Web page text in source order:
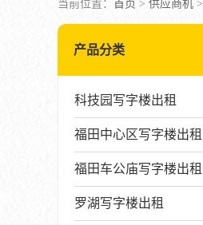
当前位置： 首页 > 供应商机 >
产品分类
科技园写字楼出租
福田中心区写字楼出租
福田车公庙写字楼出租
罗湖写字楼出租